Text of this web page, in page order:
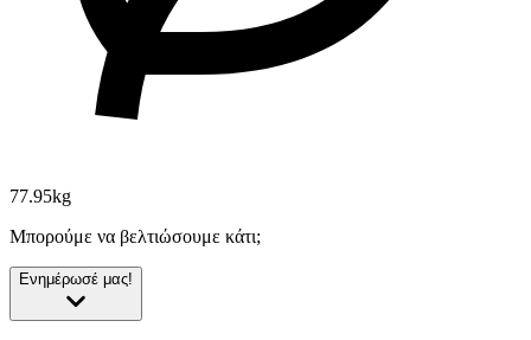
77.95kg
Μπορούμε να βελτιώσουμε κάτι;
Ενημέρωσέ μας!